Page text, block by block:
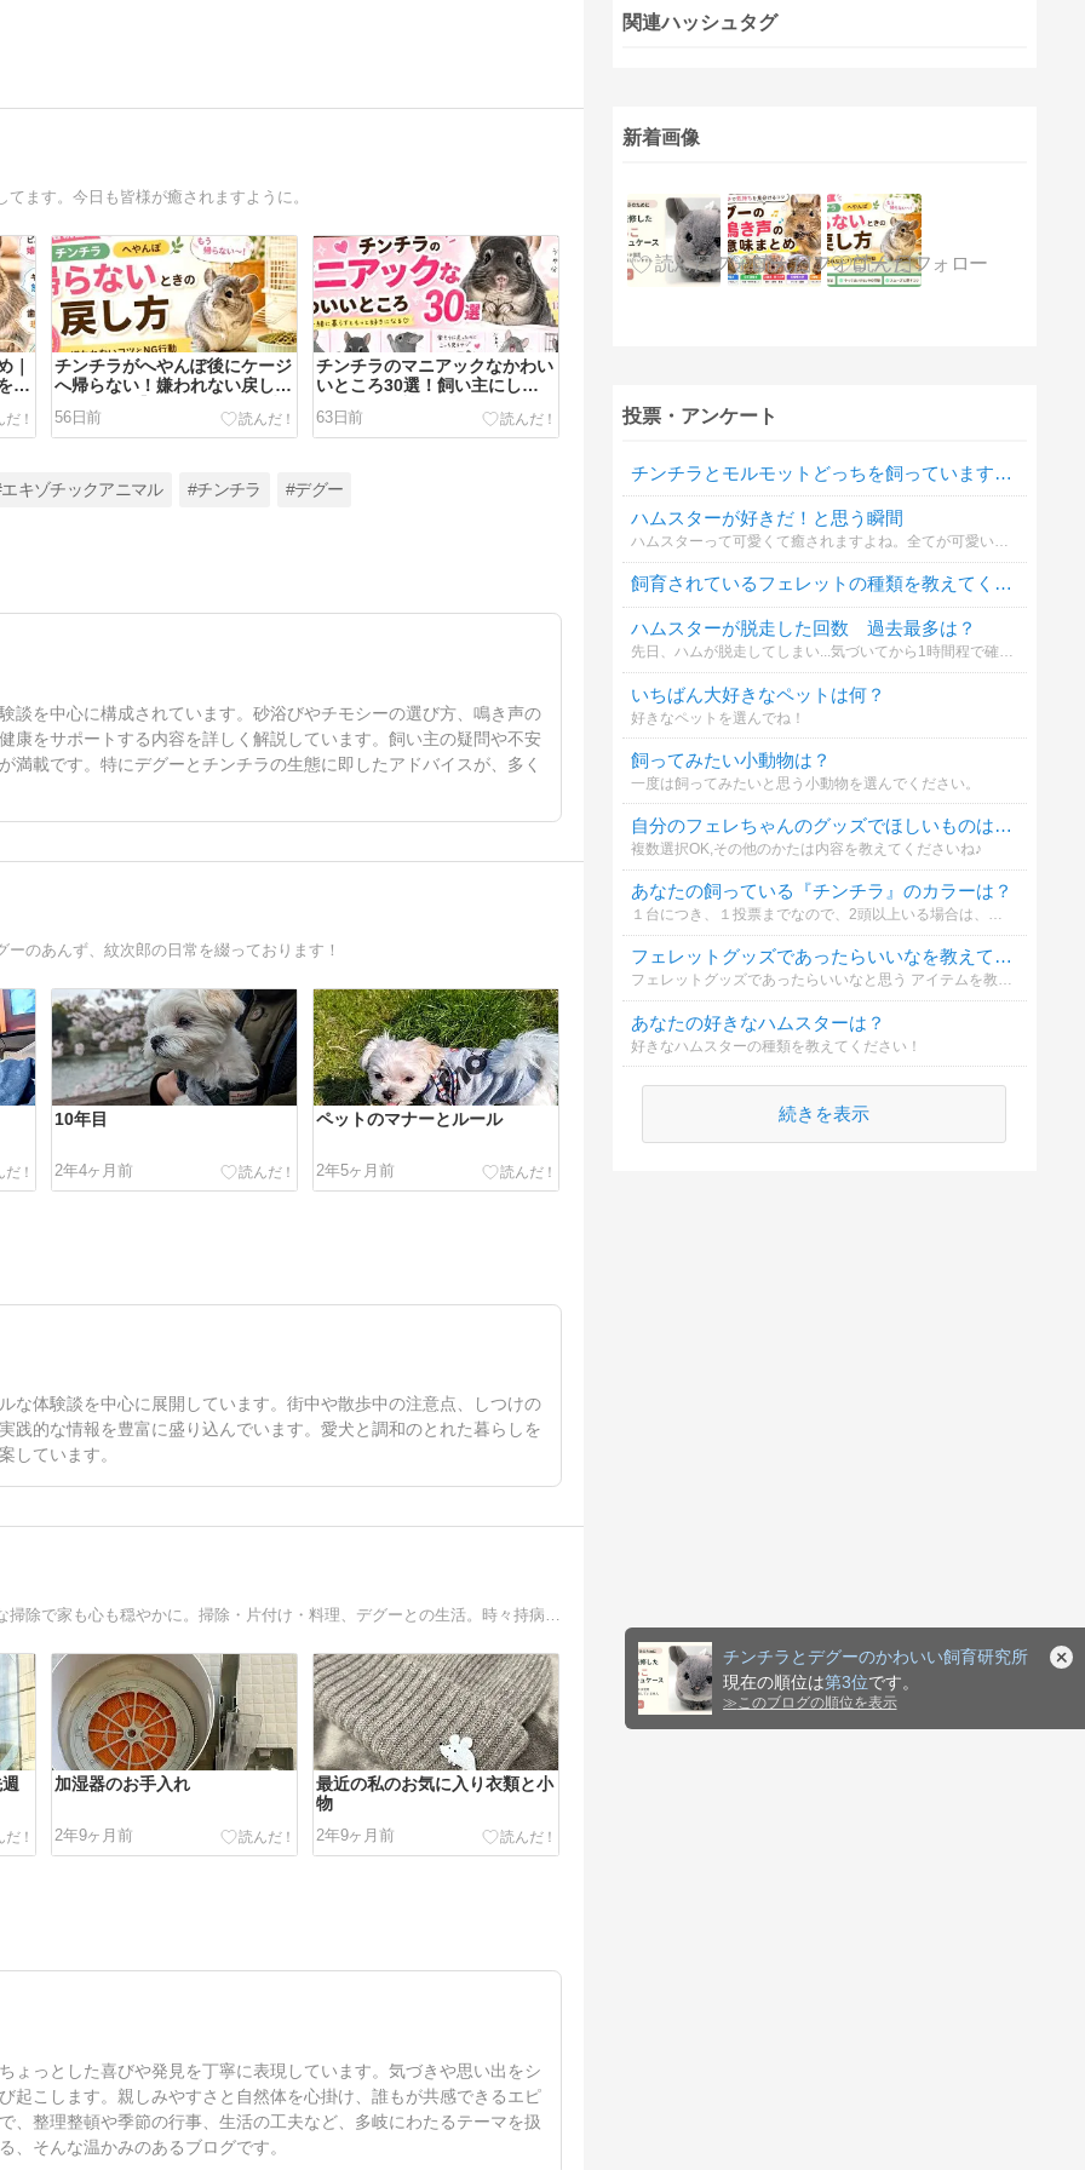
チンチラとデグーのかわいい飼育研究所
現在の順位は第3位です。
≫ このブログの順位を表示
ます。今日も皆様が癒されますように。
｜
見
チンチラがへやんぽ後にケージ
へ帰らない！嫌われない戻し方
生】
56日前
チンチラのマニアックなかわい
いところ30選！飼い主にしか
63日前
キゾチックアニマル #チンチラ #デグー
談を中心に構成されています。砂浴びやチモシーの選び方、鳴き声の
康をサポートする内容を詳しく解説しています。飼い主の疑問や不安
載です。特にデグーとチンチラの生態に即したアドバイスが、多く
のあんず、紋次郎の日常を綴っております！
10年目
2年4ヶ月前
ペットのマナーとルール
2年5ヶ月前
な体験談を中心に展開しています。街中や散歩中の注意点、しつけの
践的な情報を豊富に盛り込んでいます。愛犬と調和のとれた暮らしを
しています。
新築戸建への引っ越しを機に汚部屋から脱出成功！定期的な掃除で家も心も穏やかに。掃除・片付け・料理、デグーとの生活。時々持病の副鼻腔炎のブログを書いています。
加湿器のお手入れ
2年9ヶ月前
最近の私のお気に入り衣類と小
物
2年9ヶ月前
ょっとした喜びや発見を丁寧に表現しています。気づきや思い出をシ
起こします。親しみやすさと自然体を心掛け、誰もが共感できるエピ
、整理整頓や季節の行事、生活の工夫など、多岐にわたるテーマを扱
、そんな温かみのあるブログです。
関連ハッシュタグ
新着画像
投票・アンケート
チンチラとモルモットどっちを飼っていますか？
ハムスターが好きだ！と思う瞬間
ハムスターって可愛くて癒されますよね。全てが可愛いのだけど、その中でもあなたがイチオシな好きな仕草を教えて下さい。よろしくお願いします！
飼育されているフェレットの種類を教えてください。
ハムスターが脱走した回数 過去最多は？
先日、ハムが脱走してしまい...気づいてから1時間程で確保しましたｗ 脱走に成功し、逃亡生活を送っているハムがいるのか気になりましたｗ
いちばん大好きなペットは何？
好きなペットを選んでね！
飼ってみたい小動物は？
一度は飼ってみたいと思う小動物を選んでください。
自分のフェレちゃんのグッズでほしいものはなあに？
複数選択OK,その他のかたは内容を教えてくださいね♪
あなたの飼っている『チンチラ』のカラーは？
１台につき、１投票までなので、2頭以上いる場合は、お手数ですが、コメント欄に、記載下さい。
フェレットグッズであったらいいなを教えてね！
フェレットグッズであったらいいなと思う アイテムを教えてくださいね！
あなたの好きなハムスターは？
好きなハムスターの種類を教えてください！
続きを表示